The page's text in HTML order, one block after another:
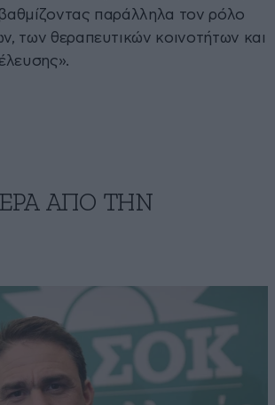
παράλληλα τον ρόλο
των θεραπευτικών κοινοτήτων και
ΑΠΟ ΤΗΝ